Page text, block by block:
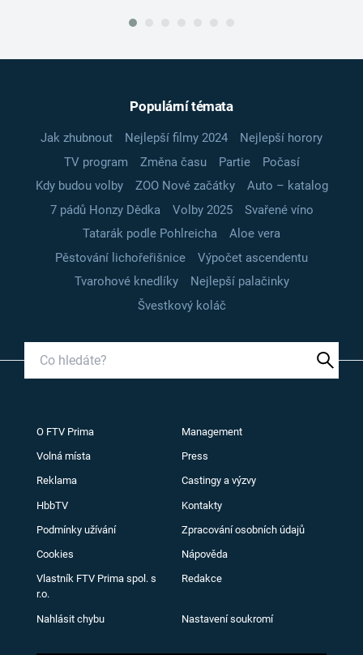
Populární témata
Jak zhubnout Nejlepší filmy 2024
Nejlepší horory
TV program
Změna času Partie
Počasí
Kdy budou volby
ZOO Nové začátky
Auto – katalog
7 pádů Honzy Dědka
Volby 2025
Svařené víno
Tatarák podle Pohlreicha
Aloe vera
Pěstování lichořeřišnice
Výpočet ascendentu
Tvarohové knedlíky
Nejlepší palačinky
Švestkový koláč
O FTV Prima Management
Volná místa Press
Reklama Castingy a výzvy
HbbTV Kontakty
Podmínky užívání Zpracování osobních údajů
Cookies Nápověda
Vlastník FTV Prima spol. s
r.o.
Redakce
Nahlásit chybu Nastavení soukromí